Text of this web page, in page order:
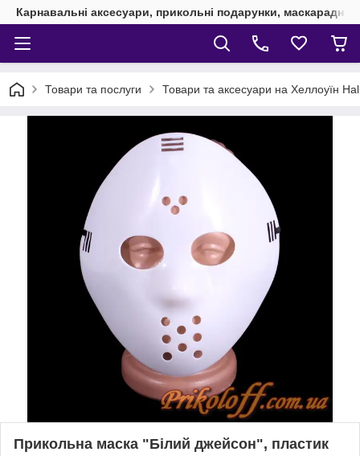
Карнавальні аксесуари, прикольні подарунки, маскарадні
Товари та послуги Товари та аксесуари на Хеллоуїн
Прикольна маска "Білий джейсон", пластик